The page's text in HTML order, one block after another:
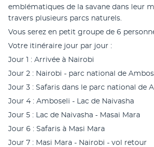
emblématiques de la savane dans leur
travers plusieurs parcs naturels.
Vous serez en petit groupe de 6
Votre itinéraire jour par jour :
Jour 1 : Arrivée à Nairobi
Jour 2 : Nairobi - parc national de
Jour 3 : Safaris dans le parc national de
Jour 4 : Amboseli - Lac de Naivasha
Jour 5 : Lac de Naivasha - Masai Mara
Jour 6 : Safaris à Masi Mara
Jour 7 : Masi Mara - Nairobi - vol retour